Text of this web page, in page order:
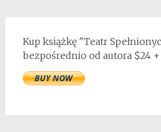
Kup książkę "Teatr
bezpośrednio od autora $24